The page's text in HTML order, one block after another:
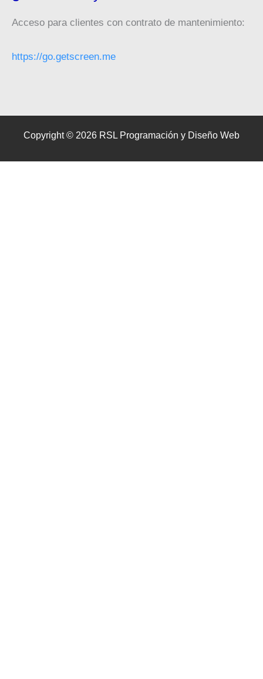
Acceso para clientes con contrato de mantenimiento:
https://go.getscreen.me
Copyright © 2026 RSL Programación y Diseño Web